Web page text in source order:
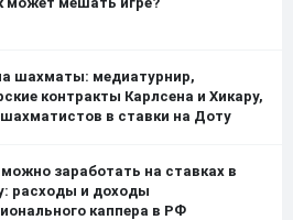
шахматы: медиатурнир,
контракты Карлсена и Хикару,
шахматистов в ставки на Доту
заработать на ставках в
расходы и доходы
каппера в РФ